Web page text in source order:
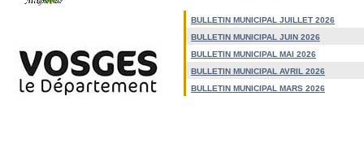
BULLETIN MUNICIPAL JUILLET 2026
BULLETIN MUNICIPAL JUIN 2026
BULLETIN MUNICIPAL MAI 2026
BULLETIN MUNICIPAL AVRIL 2026
BULLETIN MUNICIPAL MARS 2026